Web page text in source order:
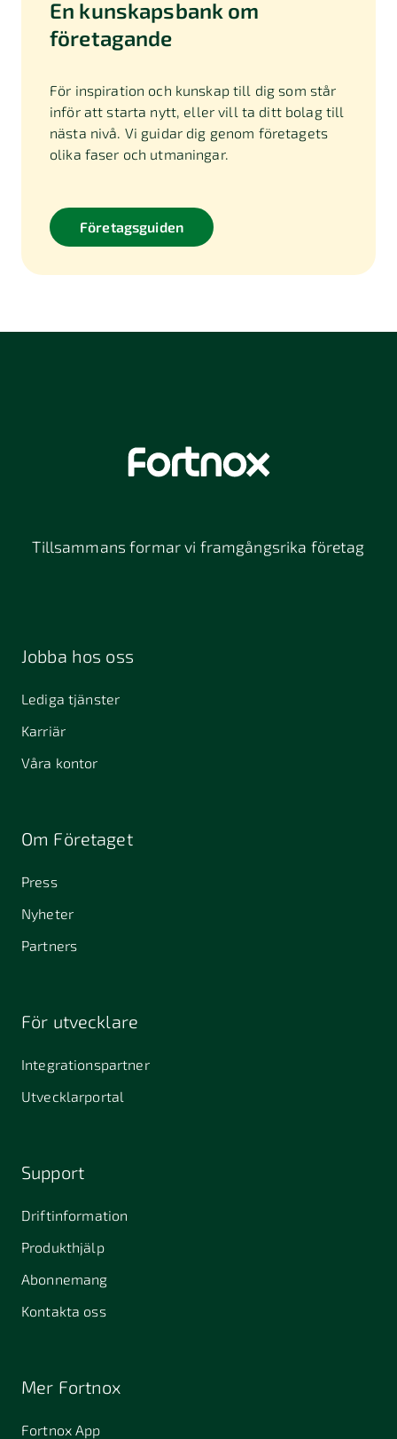
En kunskapsbank om
företagande
För inspiration och kunskap till dig som står
inför att starta nytt, eller vill ta ditt bolag till
nästa nivå. Vi guidar dig genom företagets
olika faser och utmaningar.
Företagsguiden
Tillsammans formar vi framgångsrika företag
Jobba hos oss
Lediga tjänster
Karriär
Våra kontor
Om Företaget
Press
Nyheter
Partners
För utvecklare
Integrationspartner
Utvecklarportal
Support
Driftinformation
Produkthjälp
Abonnemang
Kontakta oss
Mer Fortnox
Fortnox App